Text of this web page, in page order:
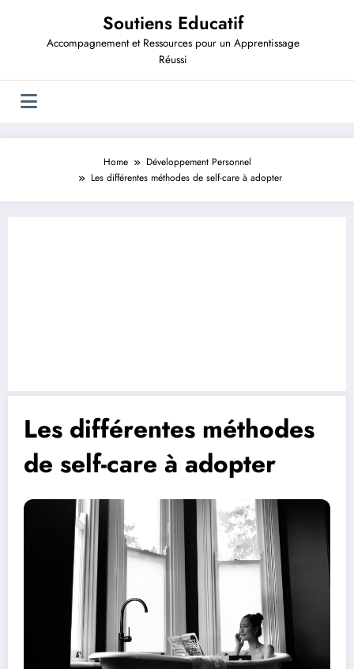
Soutiens Educatif
Accompagnement et Ressources pour un Apprentissage
Réussi
Home
Développement Personnel
Les différentes méthodes de self-care à adopter
Les différentes méthodes
de self-care à adopter